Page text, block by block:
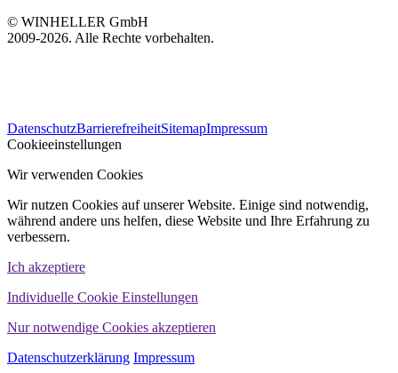
© WINHELLER GmbH
2009-2026. Alle Rechte vorbehalten.
WINHELLER GmbH
DatenschutzBarrierefreiheitSitemapImpressum
Cookieeinstellungen
Wir verwenden Cookies
Wir nutzen Cookies auf unserer Website. Einige sind notwendig,
während andere uns helfen, diese Website und Ihre Erfahrung zu
verbessern.
Ich akzeptiere
Individuelle Cookie Einstellungen
Nur notwendige Cookies akzeptieren
Datenschutzerklärung Impressum